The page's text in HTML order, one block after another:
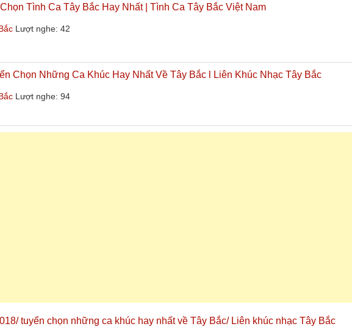
Tình Ca Tây Bắc Hay Nhất | Tình Ca Tây Bắc Việt Nam
Lượt nghe: 42
Chọn Những Ca Khúc Hay Nhất Về Tây Bắc l Liên Khúc Nhạc Tây Bắc
Lượt nghe: 94
tuyển chọn những ca khúc hay nhất về Tây Bắc/ Liên khúc nhạc Tây Bắc